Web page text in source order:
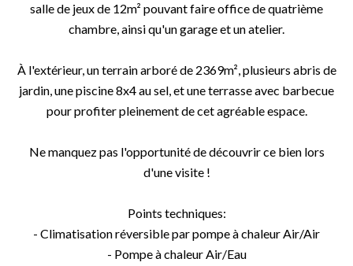
salle de jeux de 12m² pouvant faire office de quatrième
chambre, ainsi qu'un garage et un atelier.
À l'extérieur, un terrain arboré de 2369m², plusieurs abris de
jardin, une piscine 8x4 au sel, et une terrasse avec barbecue
pour profiter pleinement de cet agréable espace.
Ne manquez pas l'opportunité de découvrir ce bien lors
d'une visite !
Points techniques:
- Climatisation réversible par pompe à chaleur Air/Air
- Pompe à chaleur Air/Eau